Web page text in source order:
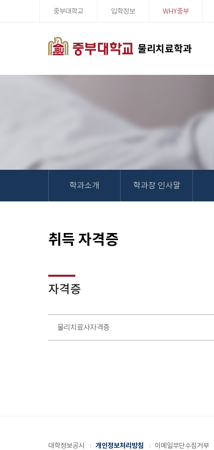
물리치료학과
중부대학교 입학정보 WHY중부
학과소개 학과장 인사말
취득 자격증
자격증
물리치료사자격증
대학정보공시 개인정보처리방침 이메일무단수집거부